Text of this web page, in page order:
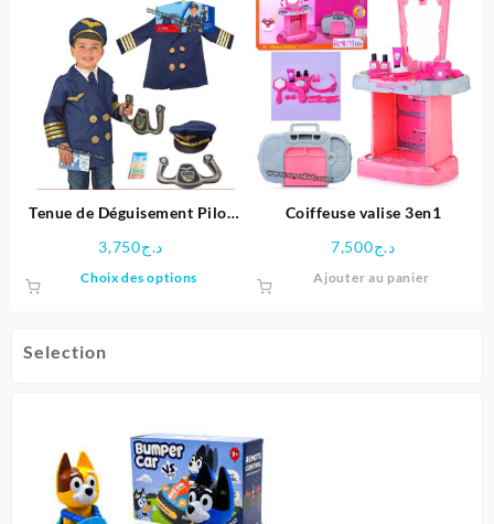
Selection
Tenue de Déguisement Pilot
د.ج3,750
Choix des options
peuvent
être
choisies
sur
Coiffeuse valise 3en1
د.ج7,500
Ajouter au panier